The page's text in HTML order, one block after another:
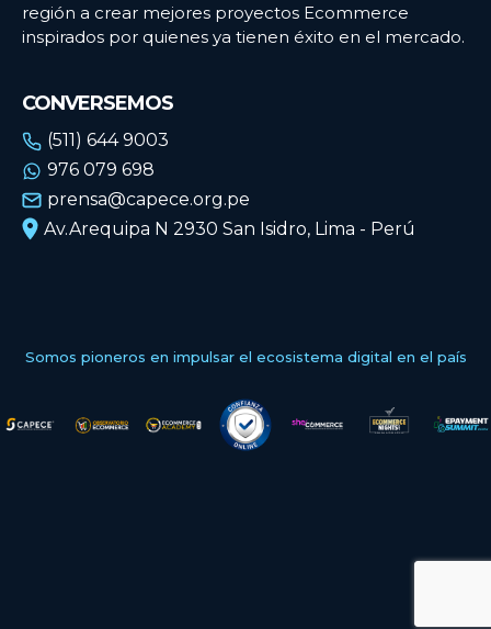
región a crear mejores proyectos Ecommerce
inspirados por quienes ya tienen éxito en el mercado.
CONVERSEMOS
(511) 644 9003
976 079 698
prensa@capece.org.pe
Av.Arequipa N 2930 San Isidro, Lima - Perú
Somos pioneros en impulsar el ecosistema digital en el país